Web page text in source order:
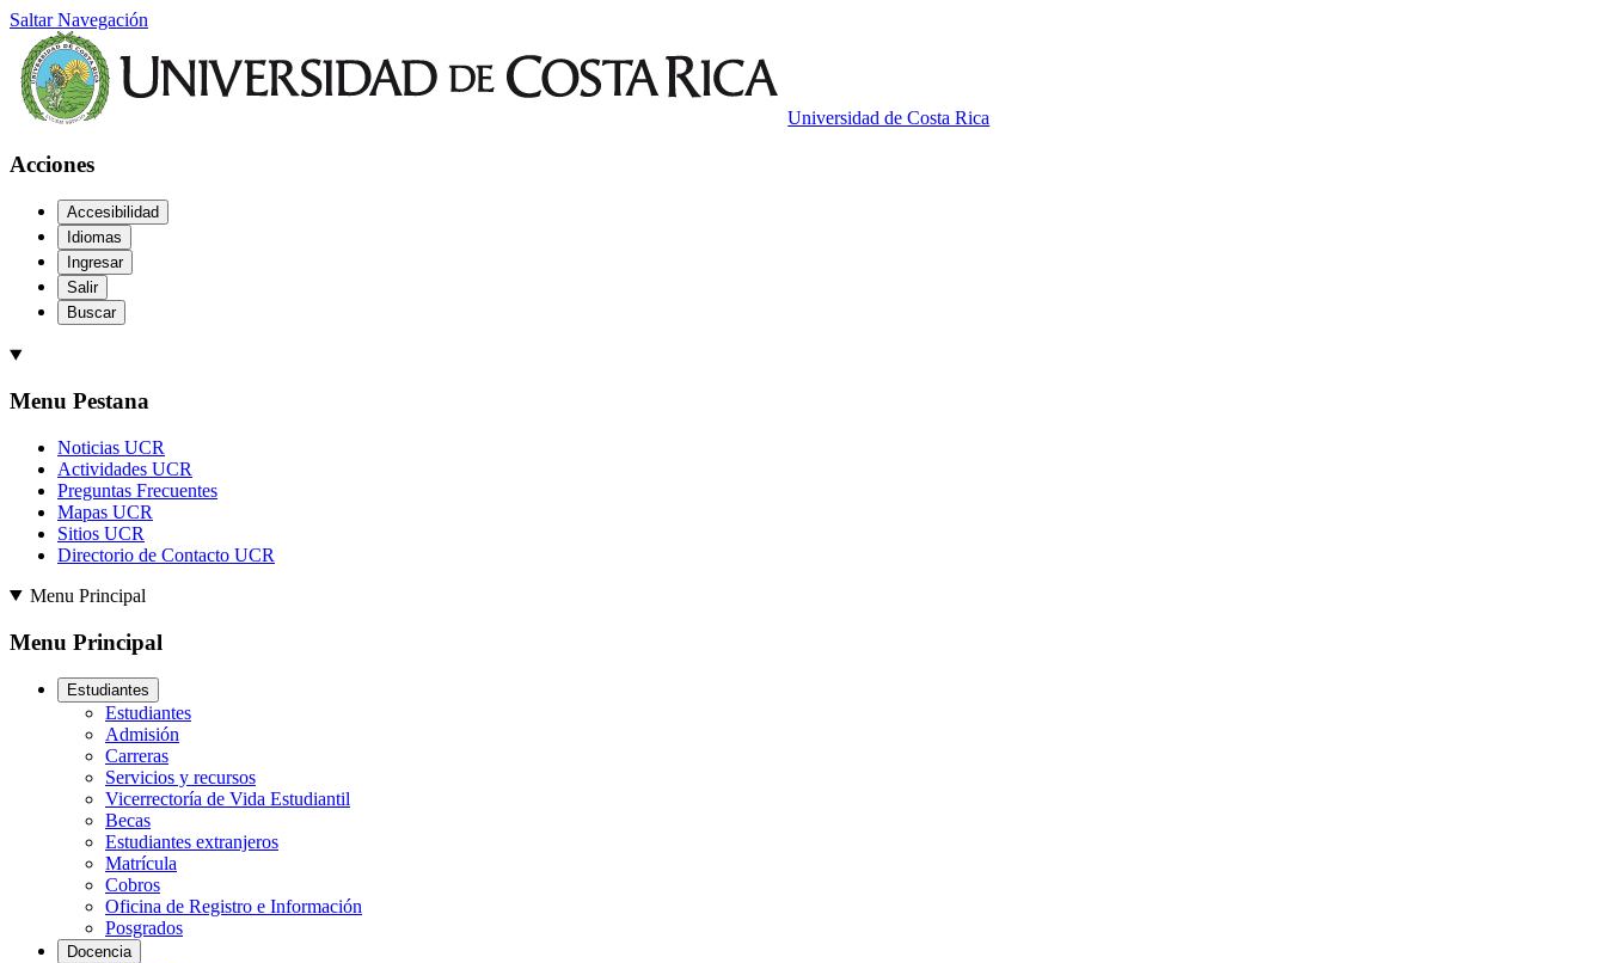
Saltar Navegación
Universidad de Costa Rica
Acciones
Accesibilidad
Idiomas
Ingresar
Salir
Buscar
Menu Pestana
Noticias UCR
Actividades UCR
Preguntas Frecuentes
Mapas UCR
Sitios UCR
Directorio de Contacto UCR
Menu Principal
Menu Principal
Estudiantes
Estudiantes
Admisión
Carreras
Servicios y recursos
Vicerrectoría de Vida Estudiantil
Becas
Estudiantes extranjeros
Matrícula
Cobros
Oficina de Registro e Información
Posgrados
Docencia